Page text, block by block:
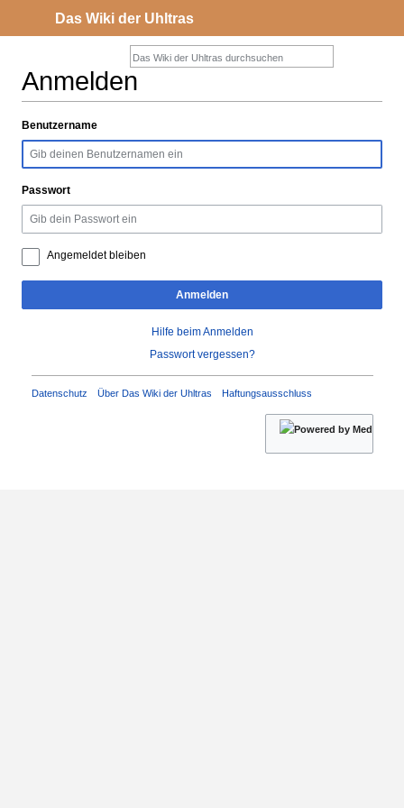
Anmelden
Zur
Navigation
springen
Zur
Suche
springen
Benutzername
Passwort
Angemeldet bleiben
Anmelden
Hilfe beim Anmelden
Passwort vergessen?
Datenschutz Über Das Wiki der Uhltras Haftungsausschluss
Das Wiki der Uhltras